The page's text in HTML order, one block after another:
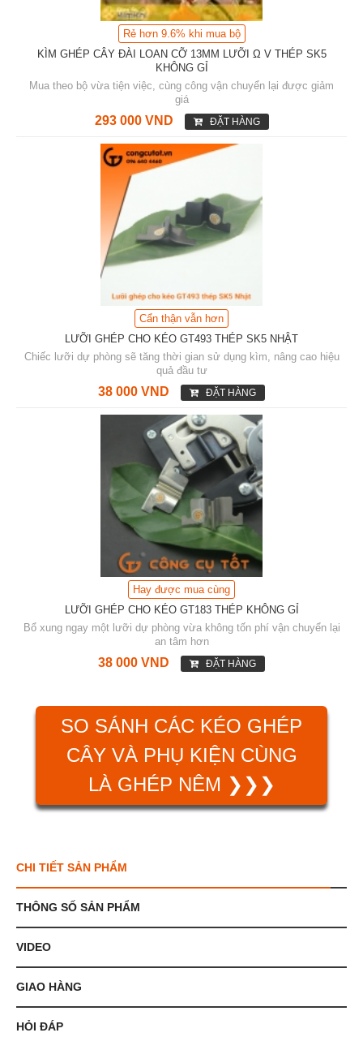
Rẻ hơn 9.6% khi mua bộ
KÌM GHÉP CÂY ĐÀI LOAN CỠ 13MM LƯỠI Ω V THÉP SK5
KHÔNG GỈ
Mua theo bộ vừa tiện việc, cùng công vận chuyển lại được giảm
giá
293 000 VND ĐẶT HÀNG
Cẩn thận vẫn hơn
LƯỠI GHÉP CHO KÉO GT493 THÉP SK5 NHẬT
Chiếc lưỡi dự phòng sẽ tăng thời gian sử dụng kìm, nâng cao hiệu
quả đầu tư
38 000 VND ĐẶT HÀNG
Hay được mua cùng
LƯỠI GHÉP CHO KÉO GT183 THÉP KHÔNG GỈ
Bổ xung ngay một lưỡi dự phòng vừa không tốn phí vận chuyển lại
an tâm hơn
38 000 VND ĐẶT HÀNG
SO SÁNH CÁC KÉO GHÉP
CÂY VÀ PHỤ KIỆN CÙNG
LÀ GHÉP NÊM ❯❯❯
CHI TIẾT SẢN PHẨM
THÔNG SỐ SẢN PHẨM
VIDEO
GIAO HÀNG
HỎI ĐÁP